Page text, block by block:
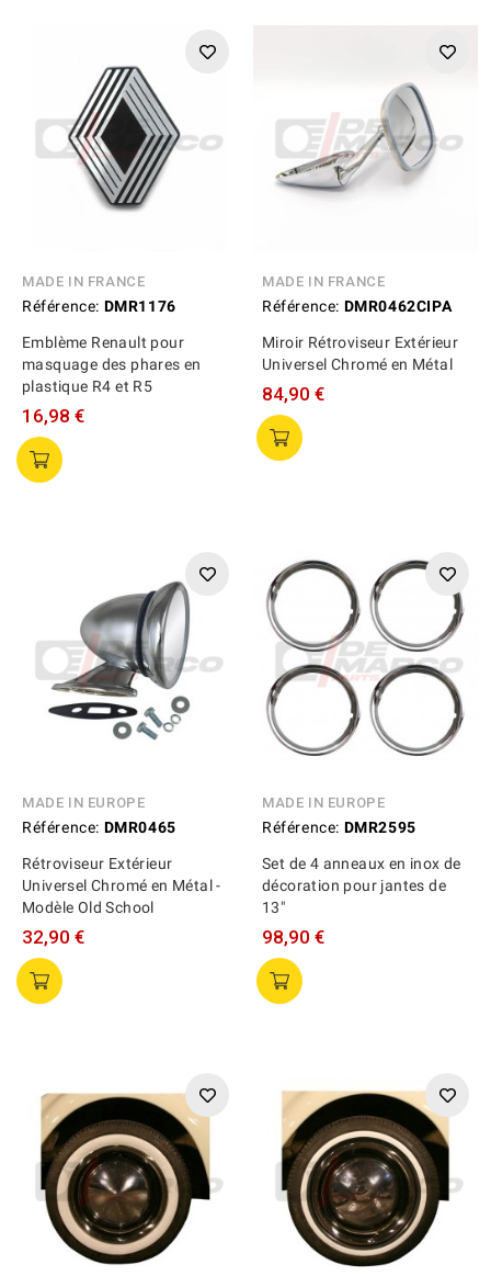
MADE IN FRANCE
Référence: DMR1176
Emblème Renault pour
masquage des phares en
plastique R4 et R5
16,98 €
MADE IN FRANCE
Référence: DMR0462CIPA
Miroir Rétroviseur Extérieur
Universel Chromé en Métal
84,90 €
MADE IN EUROPE
Référence: DMR0465
Rétroviseur Extérieur
Universel Chromé en Métal -
Modèle Old School
32,90 €
MADE IN EUROPE
Référence: DMR2595
Set de 4 anneaux en inox de
décoration pour jantes de
13"
98,90 €